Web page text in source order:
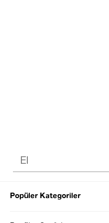
Popüler Kategoriler